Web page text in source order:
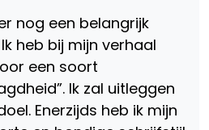
nog een belangrijk
heb bij mijn verhaal
een soort
Ik zal uitleggen
Enerzijds heb ik mijn